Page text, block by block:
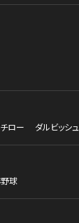
ロー ダルビッシ
球